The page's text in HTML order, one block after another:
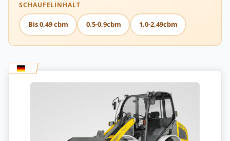
SCHAUFELINHALT
Bis 0,49 cbm 0,5-0,9cbm 1,0-2,49cbm